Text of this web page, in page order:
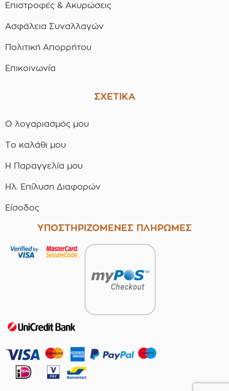
Επιστροφές & Ακυρώσεις
Ασφάλεια Συναλλαγών
Πολιτική Απορρήτου
Επικοινωνία
ΣΧΕΤΙΚΑ
Ο λογαριασμός μου
Το καλάθι μου
Η Παραγγελία μου
Ηλ. Επίλυση Διαφορών
Είσοδος
ΥΠΟΣΤΗΡΙΖΟΜΕΝΕΣ ΠΛΗΡΩΜΕΣ